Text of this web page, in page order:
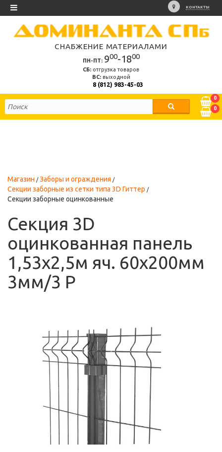
КОНТАКТЫ
СНАБЖЕНИЕ МАТЕРИАЛАМИ
ПН-ПТ: 900-1800
СБ: отгрузка товаров
ВС:выходной
8 (812) 983-45-03
0
0
Магазин
Заборы и ограждения
Секции заборные из сетки типа 3D Гиттер
Секции заборные оцинкованные
Секция 3D
оцинкованная панель
1,53х2,5м яч. 60х200мм
3мм/3 Р